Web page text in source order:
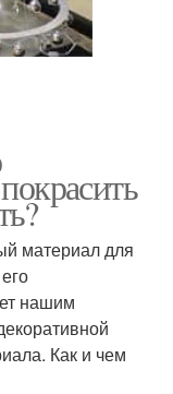
материал для
нашим
Как и чем